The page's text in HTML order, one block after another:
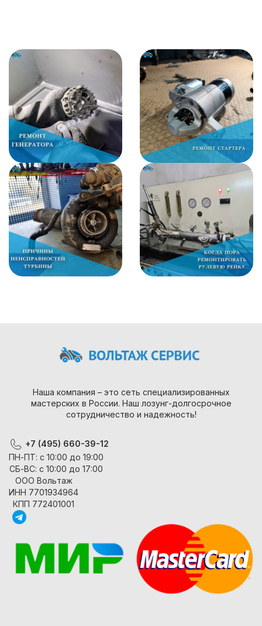
Наша компания – это сеть специализированных
мастерских в России. Наш лозунг-долгосрочное
сотрудничество и надежность!
+7 (495) 660-39-12
ПН-ПТ: с 10:00 до 19:00
СБ-ВС: с 10:00 до 17:00
ООО Вольтаж
ИНН 7701934964
КПП 772401001